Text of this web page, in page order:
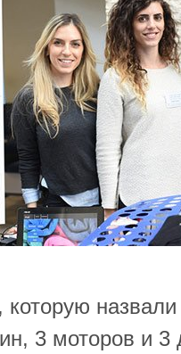
назвали
3 моторов и 3